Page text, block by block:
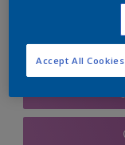
Accept All Cookies